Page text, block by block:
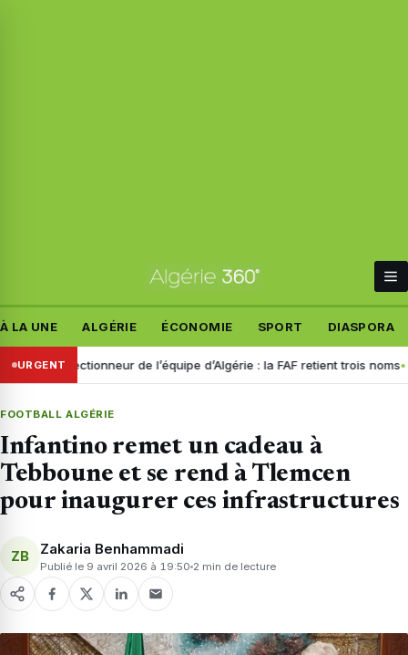
À LA UNE ALGÉRIE ÉCONOMIE SPORT DIASPORA
URGENT
sélectionneur de l’équipe d’Algérie : la FAF retient trois noms
FOOTBALL ALGÉRIE
Infantino remet un cadeau à
Tebboune et se rend à Tlemcen
pour inaugurer ces infrastructures
ZB Zakaria Benhammadi
Publié le 9 avril 2026 à 19:50 2 min de lecture